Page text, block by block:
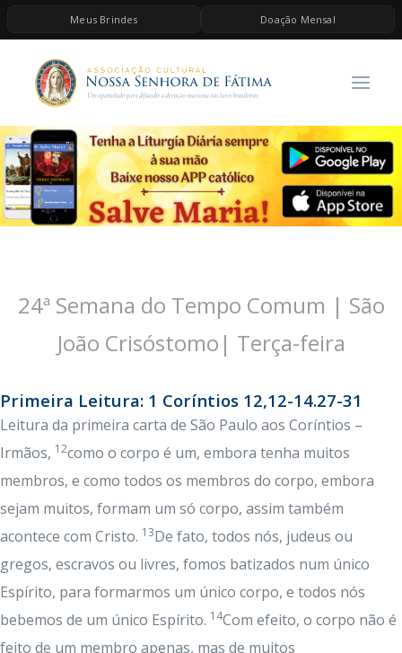
Meus Brindes Doação Mensal
HOME
A ASSOCIAÇÃO
CONTEÚDOS DE MARIA
ESPIRITUALIDADE
AS MELHORES MÚSICAS CATÓLICAS
BRINDES
24ª Semana do Tempo Comum | São
João Crisóstomo| Terça-feira
Primeira Leitura: 1 Coríntios 12,12-14.27-31
Leitura da primeira carta de São Paulo aos Coríntios –
Irmãos, 12como o corpo é um, embora tenha muitos
membros, e como todos os membros do corpo, embora
sejam muitos, formam um só corpo, assim também
acontece com Cristo. 13De fato, todos nós, judeus ou
gregos, escravos ou livres, fomos batizados num único
Espírito, para formarmos um único corpo, e todos nós
bebemos de um único Espírito. 14Com efeito, o corpo não é
feito de um membro apenas, mas de muitos